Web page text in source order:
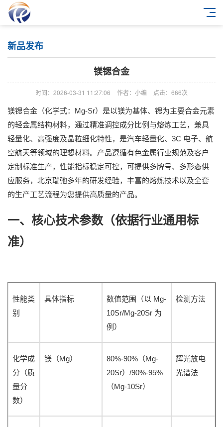
新品发布
镁锶合金
时间：2026-03-31 11:27:06 作者：小编 点击： 666次
镁锶合金（化学式： Mg-Sr）是以镁为基体、锶为主要合金元素
的轻金属结构材料，通过精准调控成分比例与熔炼工艺，兼具
轻量化、高强度及晶粒细化特性，是汽车轻量化、 3C 电子、航
空航天等领域的理想材料。产品遵循有色金属行业规范及客户
定制标准生产，性能指标稳定可控，可提供多牌号、多形态供
应服务， 北京瑞弛多年的研发经验，丰富的熔炼技术以及全套
的生产工艺流程为您提供高质量的产品。
一、核心技术参数（依据行业通用标
准）
性能类
别
具体指标 数值范围（以 Mg-
10Sr/Mg-20Sr 为
例）
检测方法
化学成
分（质
量分
数）
镁（Mg） 80%-90% （Mg-
20Sr） /90%-95%
（Mg-10Sr）
辉光放电
光谱法